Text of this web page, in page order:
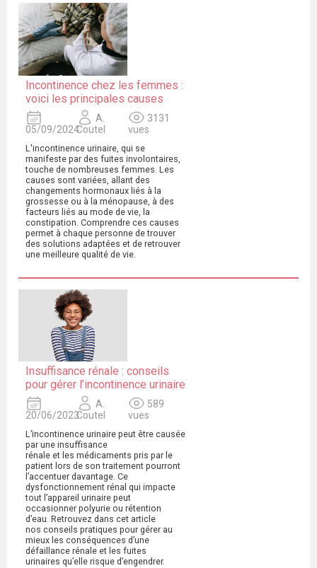
Incontinence chez les femmes :
voici les principales causes
05/09/2024
A.
Coutel
3131
vues
L'incontinence urinaire, qui se
manifeste par des fuites involontaires,
touche de nombreuses femmes. Les
causes sont variées, allant des
changements hormonaux liés à la
grossesse ou à la ménopause, à des
facteurs liés au mode de vie, la
constipation. Comprendre ces causes
permet à chaque personne de trouver
des solutions adaptées et de retrouver
une meilleure qualité de vie.
Insuffisance rénale : conseils
pour gérer l’incontinence urinaire
20/06/2023
A.
Coutel
589
vues
L’incontinence urinaire peut être causée
par une insuffisance
rénale et les médicaments pris par le
patient lors de son traitement pourront
l’accentuer davantage. Ce
dysfonctionnement rénal qui impacte
tout l’appareil urinaire peut
occasionner polyurie ou rétention
d’eau. Retrouvez dans cet article
nos conseils pratiques pour gérer au
mieux les conséquences d’une
défaillance rénale et les fuites
urinaires qu’elle risque d’engendrer.